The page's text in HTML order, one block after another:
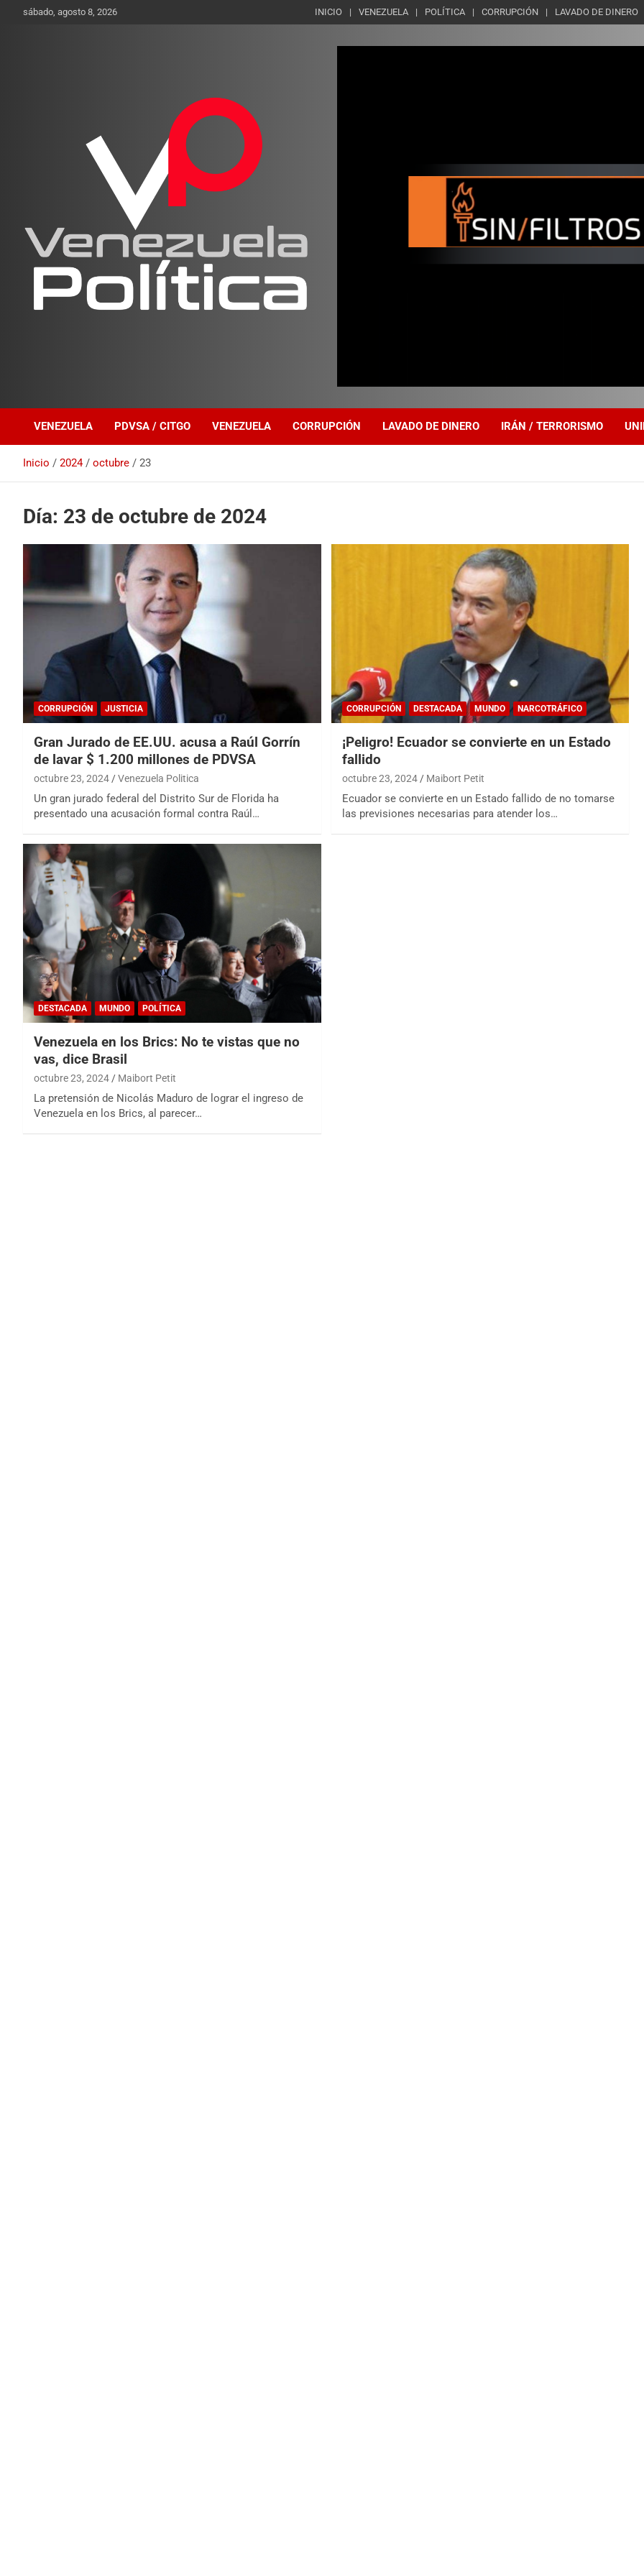
sábado, agosto 8, 2026 INICIO VENEZUELA POLÍTICA CORRUPCIÓN LAVADO DE DINERO
VENEZUELA PDVSA / CITGO VENEZUELA CORRUPCIÓN LAVADO DE DINERO IRÁN / TERRORISMO
Inicio 2024 octubre 23
Día: 23 de octubre de 2024
CORRUPCIÓN JUSTICIA
Gran Jurado de EE.UU. acusa a Raúl Gorrín
de lavar $ 1.200 millones de PDVSA
octubre 23, 2024 Venezuela Politica
Un gran jurado federal del Distrito Sur de Florida ha
presentado una acusación formal contra Raúl…
CORRUPCIÓN DESTACADA MUNDO NARCOTRÁFICO
¡Peligro! Ecuador se convierte en un Estado
fallido
octubre 23, 2024 Maibort Petit
Ecuador se convierte en un Estado fallido de no tomarse
las previsiones necesarias para atender los…
DESTACADA MUNDO POLÍTICA
Venezuela en los Brics: No te vistas que no
vas, dice Brasil
octubre 23, 2024 Maibort Petit
La pretensión de Nicolás Maduro de lograr el ingreso de
Venezuela en los Brics, al parecer…